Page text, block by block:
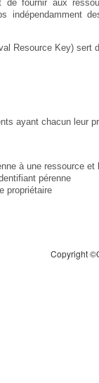
fournir aux
indépendamment
Resource Key)
ayant chacun leur
à une ressource
pérenne
propriétaire
Copyright